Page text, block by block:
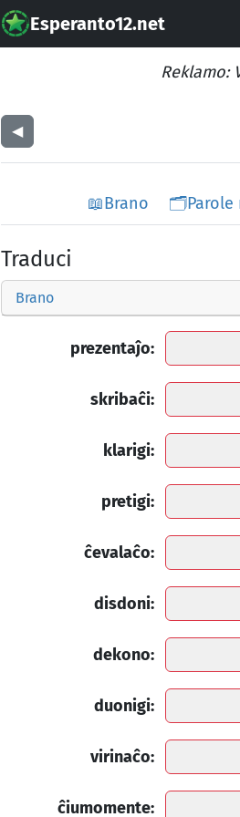
Esperanto12.net
Reklamo:
◀︎
📖Brano 🗂️Parole
Traduci
Brano
prezentaĵo:
skribaĉi:
klarigi:
pretigi:
ĉevalaĉo:
disdoni:
dekono:
duonigi:
virinaĉo:
ĉiumomente: